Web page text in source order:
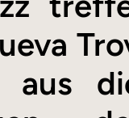
aus